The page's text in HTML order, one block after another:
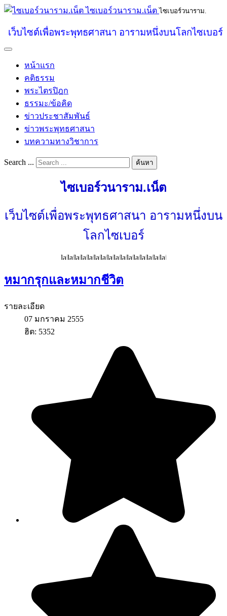
ไซเบอร์วนาราม.เน็ต ไซเบอร์วนาราม.
เว็บไซต์เพื่อพระพุทธศาสนา อารามหนึ่งบนโลกไซเบอร์
หน้าแรก
คติธรรม
พระไตรปิฎก
ธรรมะ/ข้อคิด
ข่าวประชาสัมพันธ์
ข่าวพระพุทธศาสนา
บทความทางวิชาการ
Search ... ค้นหา
ไซเบอร์วนาราม.เน็ต
เว็บไซต์เพื่อพระพุทธศาสนา อารามหนึ่งบน
โลกไซเบอร์
หมากรุกและหมากชีวิต
รายละเอียด
07 มกราคม 2555
ฮิต: 5352